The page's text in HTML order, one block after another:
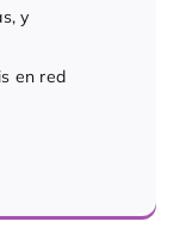
y
en red